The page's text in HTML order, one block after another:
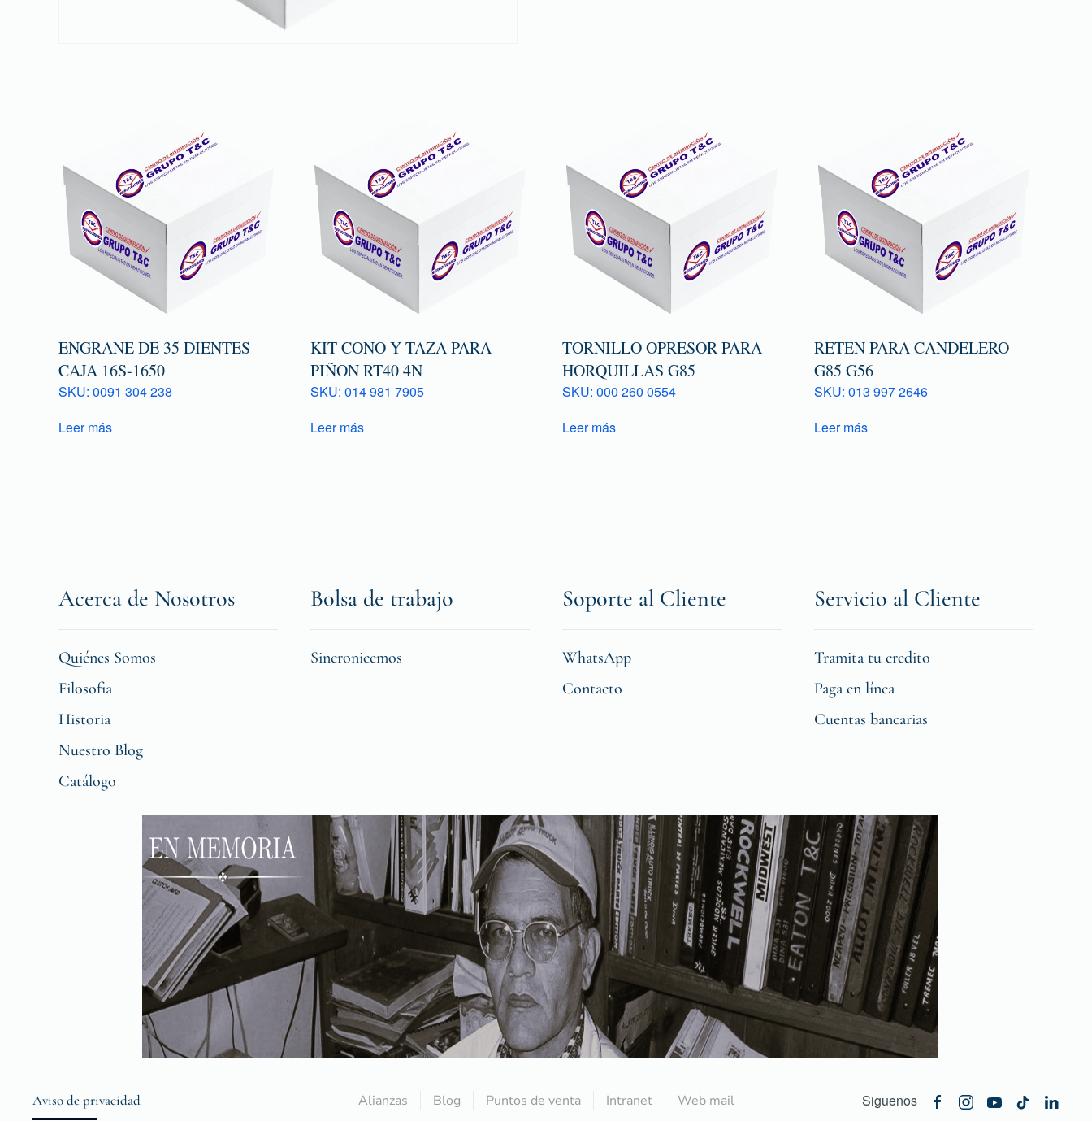
ENGRANE DE 35 DIENTES
CAJA 16S-1650
SKU: 0091 304 238
Leer más
KIT CONO Y TAZA PARA
PIÑON RT40 4N
SKU: 014 981 7905
Leer más
TORNILLO OPRESOR PARA
HORQUILLAS G85
SKU: 000 260 0554
Leer más
RETEN PARA CANDELERO
G85 G56
SKU: 013 997 2646
Leer más
Acerca de Nosotros
Quiénes Somos
Filosofia
Historia
Nuestro Blog
Catálogo
Bolsa de trabajo
Sincronicemos
Soporte al Cliente
WhatsApp
Contacto
Servicio al Cliente
Tramita tu credito
Paga en línea
Cuentas bancarias
Aviso de privacidad Alianzas Blog Puntos de venta Intranet Web mail Siguenos